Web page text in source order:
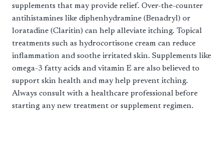
supplements that may provide relief. Over-the-counter
antihistamines like diphenhydramine (Benadryl) or
loratadine (Claritin) can help alleviate itching. Topical
treatments such as hydrocortisone cream can reduce
inflammation and soothe irritated skin. Supplements like
omega-3 fatty acids and vitamin E are also believed to
support skin health and may help prevent itching.
Always consult with a healthcare professional before
starting any new treatment or supplement regimen.